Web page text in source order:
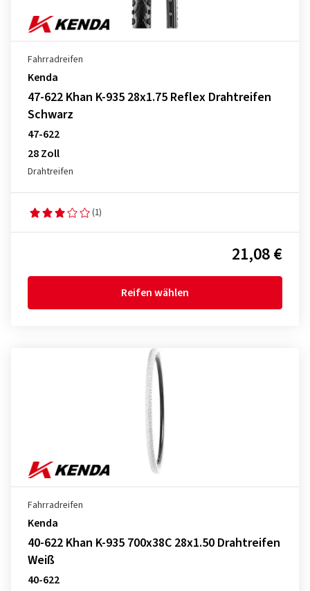
Fahrradreifen
Kenda
47-622 Khan K-935 28x1.75 Reflex Drahtreifen
Schwarz
47-622
28 Zoll
Drahtreifen
(1)
21,08 €
Reifen wählen
Fahrradreifen
Kenda
40-622 Khan K-935 700x38C 28x1.50 Drahtreifen
Weiß
40-622